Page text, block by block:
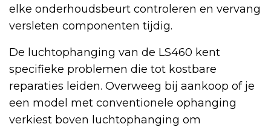
elke onderhoudsbeurt controleren en vervang
versleten componenten tijdig.
De luchtophanging van de LS460 kent
specifieke problemen die tot kostbare
reparaties leiden. Overweeg bij aankoop of je
een model met conventionele ophanging
verkiest boven luchtophanging om